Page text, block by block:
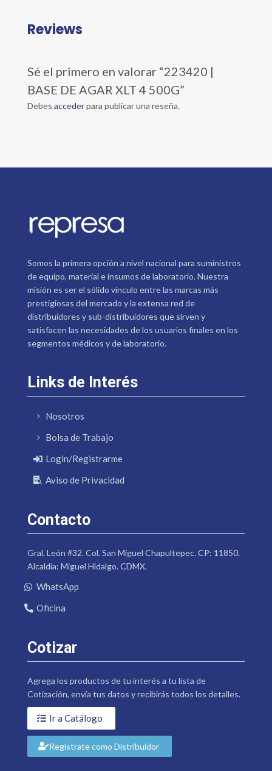
Reviews
Sé el primero en valorar “223420 |
BASE DE AGAR XLT 4 500G”
Debes accederpara publicar una reseña.
Somos la primera opción a nivel nacional para suministros
de equipo, material e insumos de laboratorio. Nuestra
misión es ser el sólido vínculo entre las marcas más
prestigiosas del mercado y la extensa red de
distribuidores y sub-distribuidores que sirven y
satisfacen las necesidades de los usuarios finales en los
segmentos médicos y de laboratorio.
Links de Interés
Nosotros
Bolsa de Trabajo
Login/Registrarme
Aviso de Privacidad
Contacto
Gral. León #32. Col. San Miguel Chapultepec. CP: 11850.
Alcaldía: Miguel Hidalgo. CDMX.
WhatsApp
Oficina
Cotizar
Agrega los productos de tu interés a tu lista de
Cotización, envía tus datos y recibirás todos los detalles.
Ir a Catálogo
Regístrate como Distribuidor